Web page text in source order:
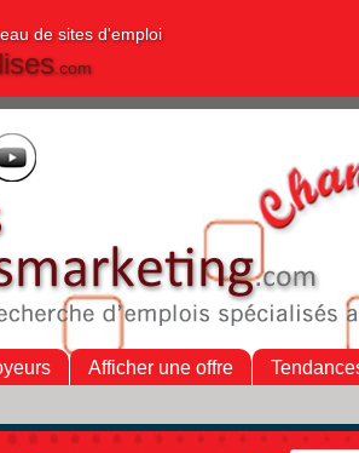
de sites d'emploi
.com
Afficher une offre